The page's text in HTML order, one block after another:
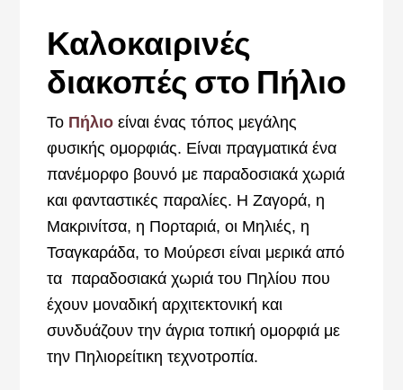
Καλοκαιρινές
διακοπές στο Πήλιο
Το Πήλιο είναι ένας τόπος μεγάλης
φυσικής ομορφιάς. Είναι πραγματικά ένα
πανέμορφο βουνό με παραδοσιακά χωριά
και φανταστικές παραλίες. Η Ζαγορά, η
Μακρινίτσα, η Πορταριά, οι Μηλιές, η
Τσαγκαράδα, το Μούρεσι είναι μερικά από
τα παραδοσιακά χωριά του Πηλίου που
έχουν μοναδική αρχιτεκτονική και
συνδυάζουν την άγρια τοπική ομορφιά με
την Πηλιορείτικη τεχνοτροπία.